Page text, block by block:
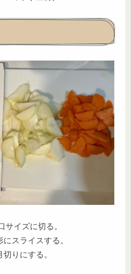
イズに切る。
スライスする。
りにする。